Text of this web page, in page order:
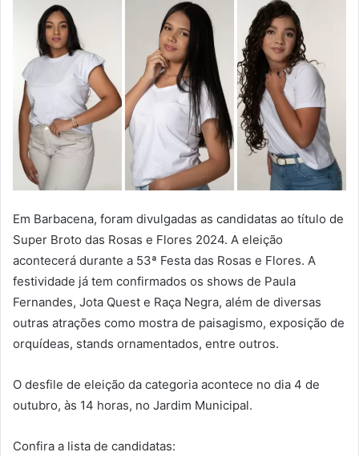
Em Barbacena, foram divulgadas as candidatas ao título de
Super Broto das Rosas e Flores 2024. A eleição
acontecerá durante a 53ª Festa das Rosas e Flores. A
festividade já tem confirmados os shows de Paula
Fernandes, Jota Quest e Raça Negra, além de diversas
outras atrações como mostra de paisagismo, exposição de
orquídeas, stands ornamentados, entre outros.
O desfile de eleição da categoria acontece no dia 4 de
outubro, às 14 horas, no Jardim Municipal.
Confira a lista de candidatas: